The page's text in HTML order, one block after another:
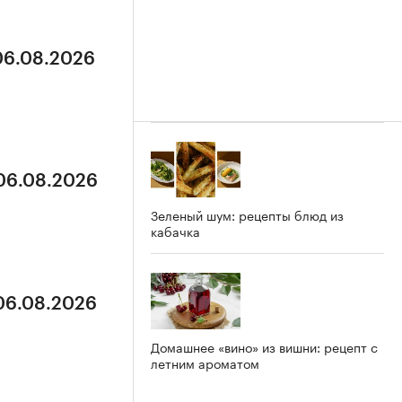
Зеленый шум: рецепты блюд из
кабачка
Домашнее «вино» из вишни: рецепт с
летним ароматом